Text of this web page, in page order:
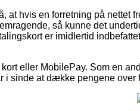
at hvis en forretning på nettet
så kunne det
er imidlertid
eller MobilePay. Som en
i sinde at dække pengene over